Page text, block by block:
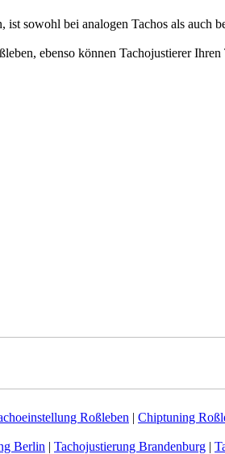
sowohl bei analogen Tachos als auch
ebenso können Tachojustierer Ihren
Roßleben | Chiptuning
Berlin | Tachojustierung Brandenburg |